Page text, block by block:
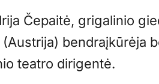
Čepaitė, grigalinio
(Austrija) bendraįkūrėja
teatro dirigentė.